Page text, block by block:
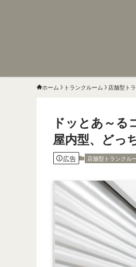
ホーム トランクルーム 店舗型ト
ドッとあ～
屋内型、どっ
広告 店舗型トランクル